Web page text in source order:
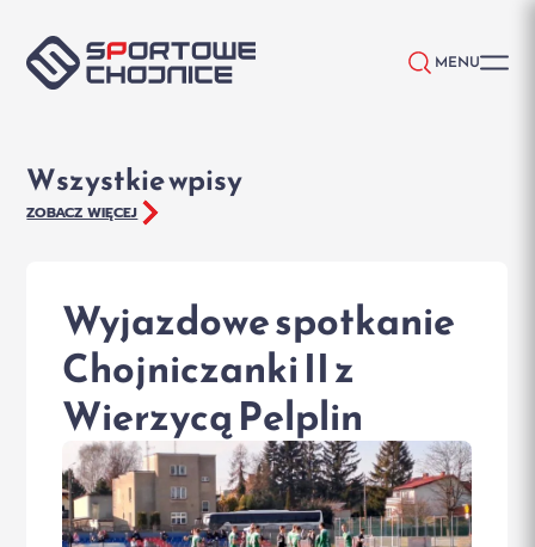
MENU
Wszystkie wpisy
ZOBACZ WIĘCEJ
Wyjazdowe spotkanie
Chojniczanki II z
Wierzycą Pelplin